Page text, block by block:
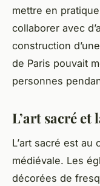
mettre en
collaborer avec
construction
de Paris pouvait
personnes
L’art sacré et
L’art sacré est au
médiévale. Les
décorées de